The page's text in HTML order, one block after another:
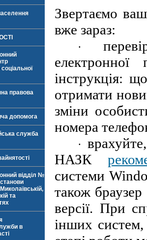
правова
допомога
служба
відділ №
та
в
Звертаємо
вже зараз:
·
інструкція:
отримати
зміни
номера
·
НАЗК
системи
також
версії. При
інших